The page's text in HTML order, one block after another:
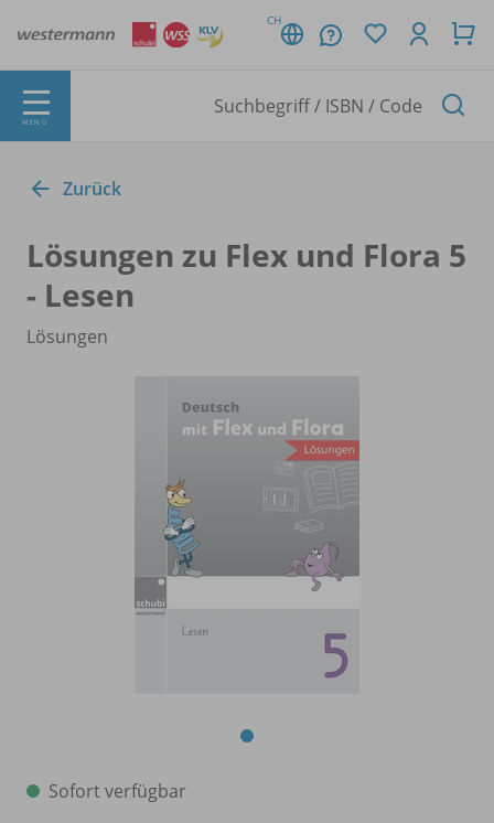
CH
MENÜ
Zurück
Lösungen zu Flex und Flora 5
- Lesen
Lösungen
Sofort verfügbar